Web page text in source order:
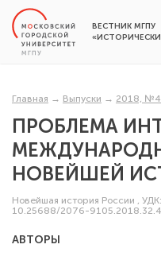
ВЕСТНИК МГПУ
Главная → Выпуски → 2018, №4
ПРОБЛЕМА
НОВЕЙШЕЙ
Новейшая история России ,
10.25688/2076-
АВТОРЫ